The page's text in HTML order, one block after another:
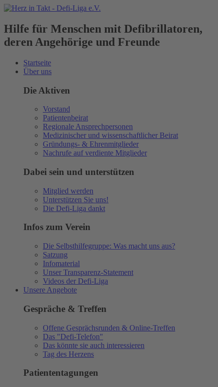
Hilfe für Menschen mit Defibrillatoren,
deren Angehörige und Freunde
Startseite
Über uns
Die Aktiven
Vorstand
Patientenbeirat
Regionale Ansprechpersonen
Medizinischer und wissenschaftlicher Beirat
Gründungs- & Ehrenmitglieder
Nachrufe auf verdiente Mitglieder
Dabei sein und unterstützen
Mitglied werden
Unterstützen Sie uns!
Die Defi-Liga dankt
Infos zum Verein
Die Selbsthilfegruppe: Was macht uns aus?
Satzung
Infomaterial
Unser Transparenz-Statement
Videos der Defi-Liga
Unsere Angebote
Gespräche & Treffen
Offene Gesprächsrunden & Online-Treffen
Das "Defi-Telefon"
Das könnte sie auch interessieren
Tag des Herzens
Patiententagungen